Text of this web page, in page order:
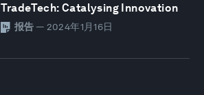
TradeTech: Catalysing Innovation
报告 — 2024年1月16日